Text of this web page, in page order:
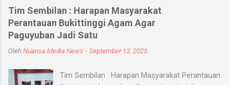
Indonesia (KBBI) santet berarti sihir, menyihir.
Ilmu Santet merupakan aliran ilmu hitam yang
digunakan untuk mengendalikan alam seperti
supranatural dari paranormal. Biasanya, santet
membahayakan orang lain. Banyak medium
Tim Sembilan : Harapan Masyarakat
Perantauan Bukittinggi Agam Agar
Paguyuban Jadi Satu
OlehNuansa Media News -September 13, 2025
Tim Sembilan : Harapan Masyarakat Perantauan